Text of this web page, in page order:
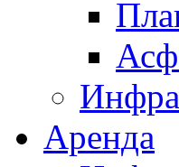
Аренда